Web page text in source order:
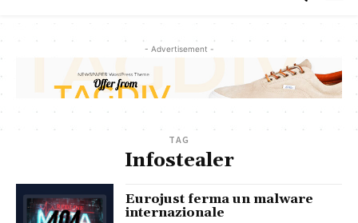
- Advertisement -
TAG
Infostealer
Eurojust ferma un malware
internazionale